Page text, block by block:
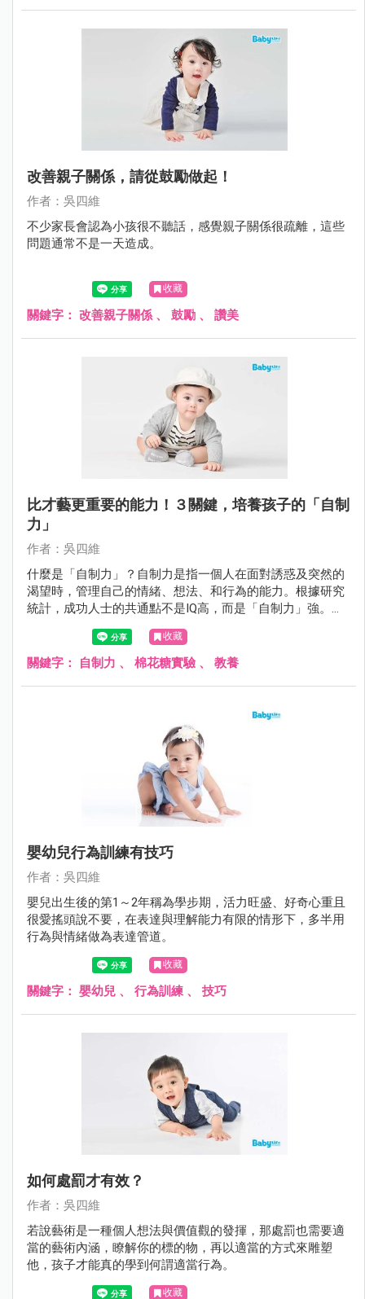
改善親子關係，請從鼓勵做起！
作者：吳四維
不少家長會認為小孩很不聽話，感覺親子關係很疏離，這些
問題通常不是一天造成。
收藏
關鍵字： 改善親子關係 、 鼓勵 、 讚美
比才藝更重要的能力！３關鍵，培養孩子的「自制
力」
作者：吳四維
什麼是「自制力」？自制力是指一個人在面對誘惑及突然的
渴望時，管理自己的情緒、想法、和行為的能力。根據研究
統計，成功人士的共通點不是IQ高，而是「自制力」強。如
何從小培養？
收藏
關鍵字： 自制力 、 棉花糖實驗、 教養
嬰幼兒行為訓練有技巧
作者：吳四維
嬰兒出生後的第1～2年稱為學步期，活力旺盛、好奇心重且
很愛搖頭說不要，在表達與理解能力有限的情形下，多半用
行為與情緒做為表達管道。
收藏
關鍵字： 嬰幼兒 、 行為訓練 、 技巧
如何處罰才有效？
作者：吳四維
若說藝術是一種個人想法與價值觀的發揮，那處罰也需要適
當的藝術內涵，瞭解你的標的物，再以適當的方式來雕塑
他，孩子才能真的學到何謂適當行為。
收藏